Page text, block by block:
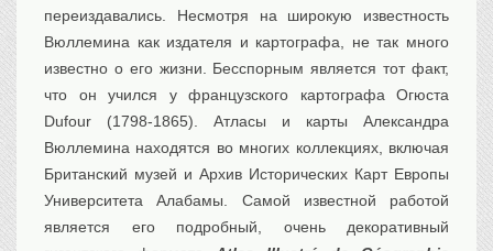
переиздавались. Несмотря на широкую известность
Вюллемина как издателя и картографа, не так много
известно о его жизни. Бесспорным является тот факт,
что он учился у французского картографа Огюста
Dufour (1798-1865). Атласы и карты Александрa
Вюллемина находятся во многих коллекциях, включая
Британский музей и Архив Исторических Карт Европы
Университета Алабамы. Самой известной работой
является его подробный, очень декоративный